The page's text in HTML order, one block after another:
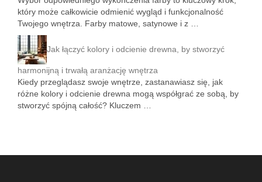
który może całkowicie odmienić wygląd i funkcjonalność
Twojego wnętrza. Farby matowe, satynowe i z …
Jak łączyć kolory i odcienie drewna, by stworzyć
harmonijną i trwałą aranżację wnętrza
Kiedy przeglądasz swoje wnętrze, zastanawiasz się, jak
różne kolory i odcienie drewna mogą współgrać ze sobą, by
stworzyć spójną całość? Kluczem …